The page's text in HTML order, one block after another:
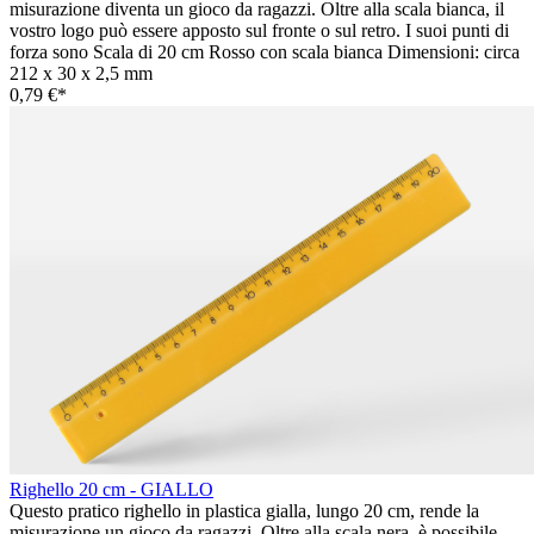
misurazione diventa un gioco da ragazzi. Oltre alla scala bianca, il
vostro logo può essere apposto sul fronte o sul retro. I suoi punti di
forza sono Scala di 20 cm Rosso con scala bianca Dimensioni: circa
212 x 30 x 2,5 mm
0,79 €*
Righello 20 cm - GIALLO
Questo pratico righello in plastica gialla, lungo 20 cm, rende la